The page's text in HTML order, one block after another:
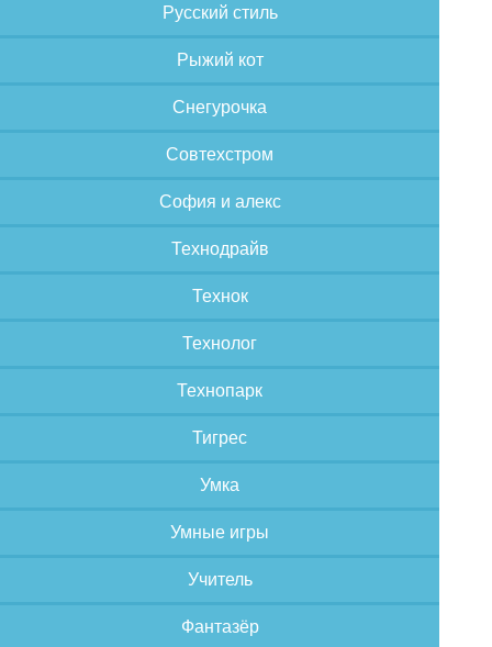
Русский стиль
Рыжий кот
Снегурочка
Совтехстром
София и алекс
Технодрайв
Технок
Технолог
Технопарк
Тигрес
Умка
Умные игры
Учитель
Фантазёр